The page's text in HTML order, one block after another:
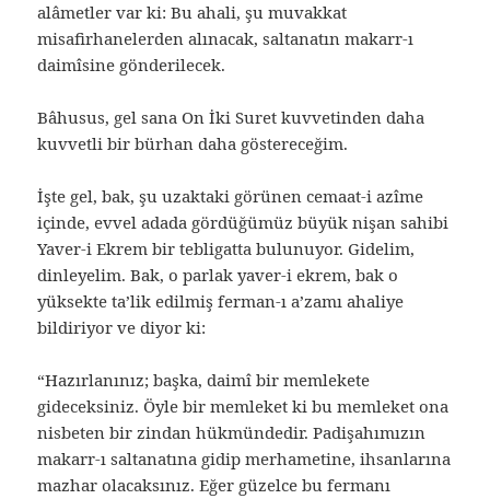
alâmetler var ki: Bu ahali, şu muvakkat
misafirhanelerden alınacak, saltanatın makarr-ı
daimîsine gönderilecek.
Bâhusus, gel sana On İki Suret kuvvetinden daha
kuvvetli bir bürhan daha göstereceğim.
İşte gel, bak, şu uzaktaki görünen cemaat-i azîme
içinde, evvel adada gördüğümüz büyük nişan sahibi
Yaver-i Ekrem bir tebligatta bulunuyor. Gidelim,
dinleyelim. Bak, o parlak yaver-i ekrem, bak o
yüksekte ta’lik edilmiş ferman-ı a’zamı ahaliye
bildiriyor ve diyor ki:
“Hazırlanınız; başka, daimî bir memlekete
gideceksiniz. Öyle bir memleket ki bu memleket ona
nisbeten bir zindan hükmündedir. Padişahımızın
makarr-ı saltanatına gidip merhametine, ihsanlarına
mazhar olacaksınız. Eğer güzelce bu fermanı